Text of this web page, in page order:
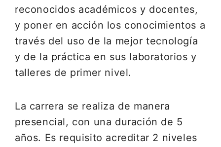
reconocidos académicos y docentes,
y poner en acción los conocimientos a
través del uso de la mejor tecnología
y de la práctica en sus laboratorios y
talleres de primer nivel.
La carrera se realiza de manera
presencial, con una duración de 5
años. Es requisito acreditar 2 niveles